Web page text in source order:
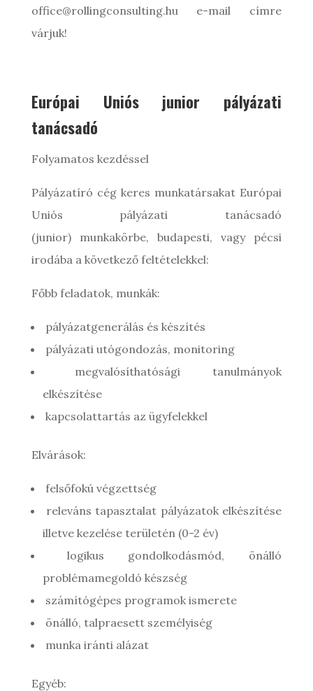
office@rollingconsulting.hu e-mail címre
várjuk!
Európai Uniós junior pályázati
tanácsadó
Folyamatos kezdéssel
Pályázatíró cég keres munkatársakat Európai
Uniós pályázati tanácsadó
(junior) munkakörbe, budapesti, vagy pécsi
irodába a következő feltételekkel:
Főbb feladatok, munkák:
pályázatgenerálás és készítés
pályázati utógondozás, monitoring
megvalósíthatósági tanulmányok
elkészítése
kapcsolattartás az ügyfelekkel
Elvárások:
felsőfokú végzettség
releváns tapasztalat pályázatok elkészítése
illetve kezelése területén (0-2 év)
logikus gondolkodásmód, önálló
problémamegoldó készség
számítógépes programok ismerete
önálló, talpraesett személyiség
munka iránti alázat
Egyéb: